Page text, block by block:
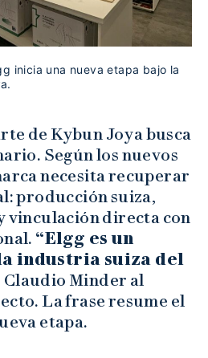
inicia una nueva etapa bajo la
de Kybun Joya busca
Según los nuevos
necesita recuperar
producción suiza,
vinculación directa con
“Elgg es un
industria suiza del
Claudio Minder al
La frase resume el
etapa.